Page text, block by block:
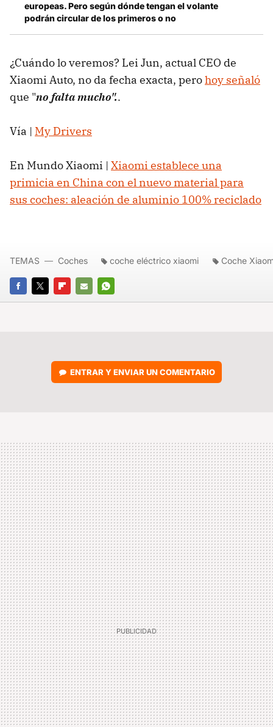
europeas. Pero según dónde tengan el volante
podrán circular de los primeros o no
¿Cuándo lo veremos? Lei Jun, actual CEO de
Xiaomi Auto, no da fecha exacta, perohoy señaló
que "no falta mucho"..
Vía | My Drivers
En Mundo Xiaomi | Xiaomi establece una
primicia en China con el nuevo material para
sus coches: aleación de aluminio 100% reciclado
FACEBOOK
TWITTERFLIPBOARD
E-
WHATSAPP
TEMAS Coches coche eléctrico xiaomi Coche
ENTRAR Y ENVIAR UN COMENTARIO